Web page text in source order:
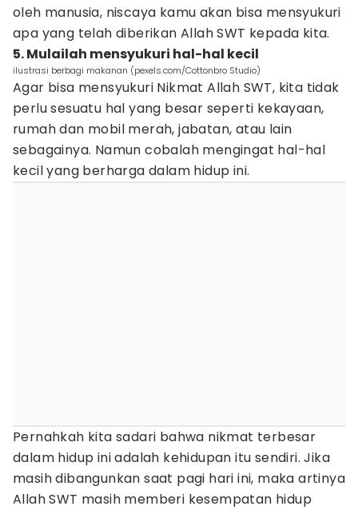
oleh manusia, niscaya kamu akan bisa mensyukuri
apa yang telah diberikan Allah SWT kepada kita.
5. Mulailah mensyukuri hal-hal kecil
ilustrasi berbagi makanan (pexels.com/Cottonbro Studio)
Agar bisa mensyukuri Nikmat Allah SWT, kita tidak
perlu sesuatu hal yang besar seperti kekayaan,
rumah dan mobil merah, jabatan, atau lain
sebagainya. Namun cobalah mengingat hal-hal
kecil yang berharga dalam hidup ini.
Pernahkah kita sadari bahwa nikmat terbesar
dalam hidup ini adalah kehidupan itu sendiri. Jika
masih dibangunkan saat pagi hari ini, maka artinya
Allah SWT masih memberi kesempatan hidup